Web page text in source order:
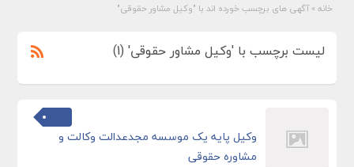
خانه » آگهی های برچسب خورده اند با "وکیل مشاور حقوقی"
لیست برچسب با 'وکیل مشاور حقوقی' (1)
وکیل پایه یک موسسه مجدعدالت وکالت و
مشاوره حقوقی